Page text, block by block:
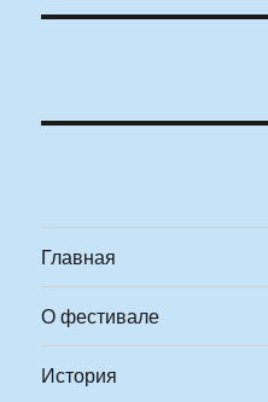
Главная
О фестивале
История